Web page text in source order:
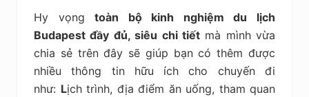
Hy vọngtoàn bộ kinh nghiệm du lịch
Budapest đầy đủ, siêu chi tiếtmà mình vừa
chia sẻ trên đây sẽ giúp bạn có thêm được
nhiều thông tin hữu ích cho chuyến đi
như: Lịch trình, địa điểm ăn uống, tham quan